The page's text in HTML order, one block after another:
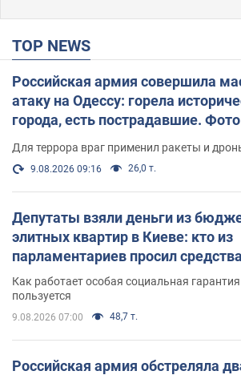
TOP NEWS
Российская армия совершила
атаку на Одессу: горела
города, есть пострадавшие.
Для террора враг применил ракеты и
9.08.2026 09:16 26,0 т.
Депутаты взяли деньги из
элитных квартир в Киеве: кто из
парламентариев просил
поселился
Как работает особая социальная
пользуется
9.08.2026 07:00 48,7 т.
Российская армия обстреляла